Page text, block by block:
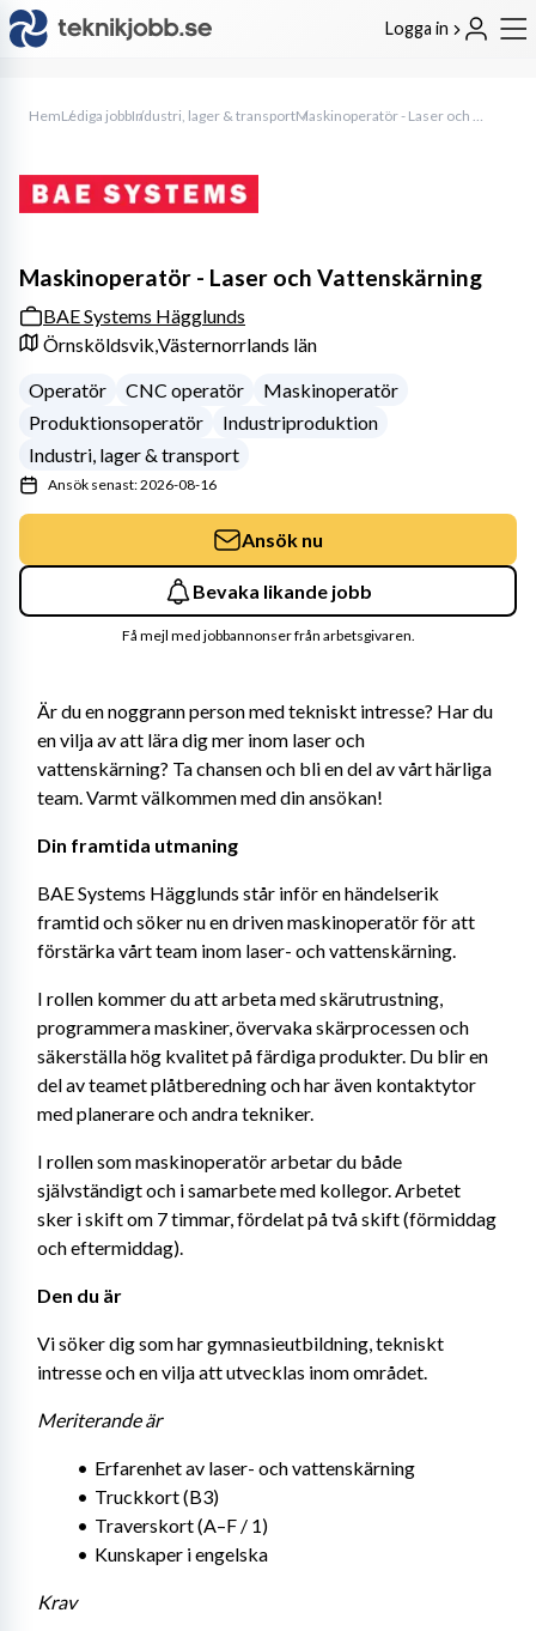
Logga in
HemLediga jobbIndustri, lager & transport Maskinoperatör - Laser och Vattenskärning
Är du en noggrann person med tekniskt intresse? Har du
en vilja av att lära dig mer inom laser och
vattenskärning? Ta chansen och bli en del av vårt härliga
team. Varmt välkommen med din ansökan!
Din framtida utmaning
BAE Systems Hägglunds står inför en händelserik
framtid och söker nu en driven maskinoperatör för att
förstärka vårt team inom laser- och vattenskärning.
I rollen kommer du att arbeta med skärutrustning,
programmera maskiner, övervaka skärprocessen och
säkerställa hög kvalitet på färdiga produkter. Du blir en
del av teamet plåtberedning och har även kontaktytor
med planerare och andra tekniker.
I rollen som maskinoperatör arbetar du både
självständigt och i samarbete med kollegor. Arbetet
sker i skift om 7 timmar, fördelat på två skift (förmiddag
och eftermiddag).
Den du är
Vi söker dig som har gymnasieutbildning, tekniskt
intresse och en vilja att utvecklas inom området.
Meriterande är
Erfarenhet av laser- och vattenskärning
Truckkort (B3)
Traverskort (A–F / 1)
Kunskaper i engelska
Krav
Maskinoperatör - Laser och Vattenskärning
BAE Systems Hägglunds
Örnsköldsvik,Västernorrlands län
Operatör
CNC operatör
Maskinoperatör
Produktionsoperatör
Industriproduktion
Industri, lager & transport
Ansök senast: 2026-08-16
Ansök nu
Bevaka likande jobb
Få mejl med jobbannonser från arbetsgivaren.